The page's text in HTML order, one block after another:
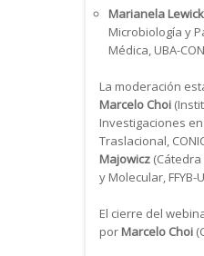
Marianela
Microbiología y
Médica, UBA-
La moderación
Marcelo Choi
Investigaciones
Traslacional,
Majowicz
y Molecular, FFYB-
El cierre del
por Marcelo Choi